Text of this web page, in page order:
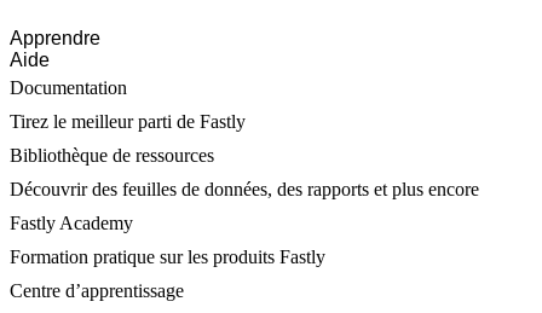
Apprendre
Aide
Documentation
Tirez le meilleur parti de Fastly
Bibliothèque de ressources
Découvrir des feuilles de données, des rapports et plus encore
Fastly Academy
Formation pratique sur les produits Fastly
Centre d’apprentissage